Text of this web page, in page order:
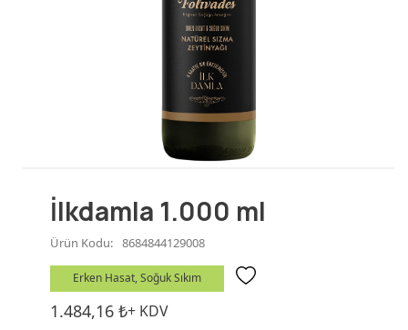
İlkdamla 1.000 ml
Ürün Kodu: 8684844129008
Erken Hasat, Soğuk Sıkım
1.484,16 ₺+ KDV